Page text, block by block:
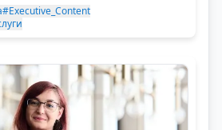
#Executive_Content